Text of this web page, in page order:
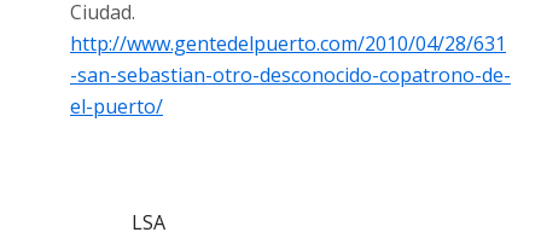
Ciudad.
http://www.gentedelpuerto.com/2010/04/28/631
-san-sebastian-otro-desconocido-copatrono-de-
el-puerto/
LSA